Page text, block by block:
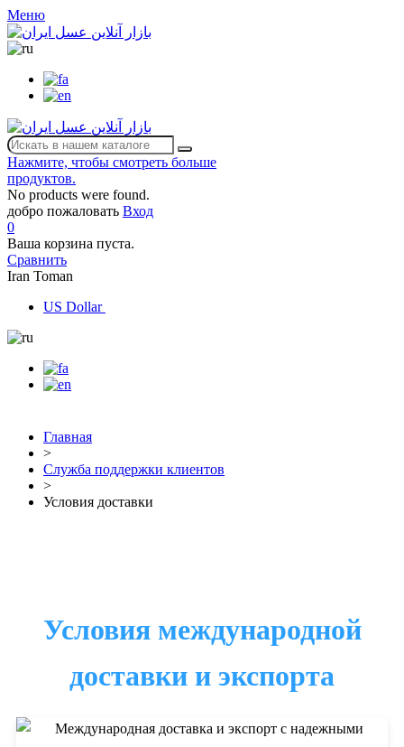
Меню
Нажмите, чтобы смотреть больше
продуктов.
No products were found.
добро пожаловать Вход
0
Ваша корзина пуста.
Сравнить
Iran Toman
US Dollar
Главная
>
Служба поддержки клиентов
>
Условия доставки
Условия международной
доставки и экспорта